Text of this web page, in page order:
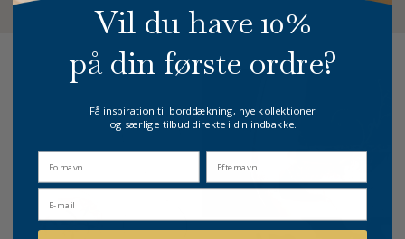
Vil du have 10%
på din første ordre?
Få inspiration til borddækning, nye kollektioner
og særlige tilbud direkte i din indbakke.